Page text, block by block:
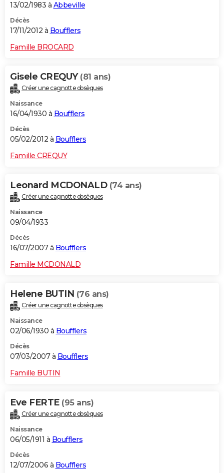
13/02/1983 à Abbeville
Décès
17/11/2012 à Boufflers
Famille BROCARD
Gisele CREQUY (81 ans)
Créer une cagnotte obsèques
Naissance
16/04/1930 à Boufflers
Décès
05/02/2012 à Boufflers
Famille CREQUY
Leonard MCDONALD (74 ans)
Créer une cagnotte obsèques
Naissance
09/04/1933
Décès
16/07/2007 à Boufflers
Famille MCDONALD
Helene BUTIN (76 ans)
Créer une cagnotte obsèques
Naissance
02/06/1930 à Boufflers
Décès
07/03/2007 à Boufflers
Famille BUTIN
Eve FERTE (95 ans)
Créer une cagnotte obsèques
Naissance
06/05/1911 à Boufflers
Décès
12/07/2006 à Boufflers